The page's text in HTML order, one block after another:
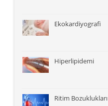
Ekokardiyografi
Hiperlipidemi
Ritim Bozuklukları